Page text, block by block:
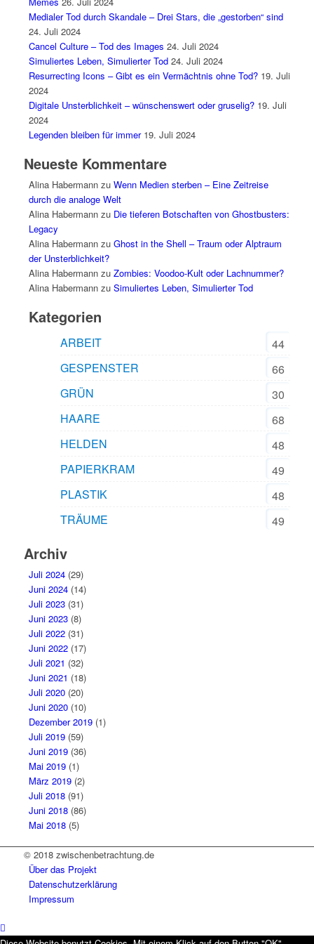
Medialer Tod durch Skandale – Drei Stars, die „gestorben“ sind
24. Juli 2024
Cancel Culture – Tod des Images 24. Juli 2024
Simuliertes Leben, Simulierter Tod 24. Juli 2024
Resurrecting Icons – Gibt es ein Vermächtnis ohne Tod? 19. Juli
2024
Digitale Unsterblichkeit – wünschenswert oder gruselig? 19. Juli
2024
Legenden bleiben für immer 19. Juli 2024
Neueste Kommentare
Alina Habermannzu Wenn Medien sterben – Eine Zeitreise
durch die analoge Welt
Alina Habermannzu Die tieferen Botschaften von Ghostbusters:
Legacy
Alina Habermannzu Ghost in the Shell – Traum oder Alptraum
der Unsterblichkeit?
Alina Habermannzu Zombies: Voodoo-Kult oder Lachnummer?
Alina Habermannzu Simuliertes Leben, Simulierter Tod
Kategorien
ARBEIT
44
GESPENSTER
66
GRÜN
30
HAARE
68
HELDEN
48
PAPIERKRAM
49
PLASTIK
48
TRÄUME
49
Archiv
Juli 2024(29)
Juni 2024(14)
Juli 2023(31)
Juni 2023(8)
Juli 2022(31)
Juni 2022(17)
Juli 2021 (32)
Juni 2021 (18)
Juli 2020(20)
Juni 2020(10)
Dezember 2019(1)
Juli 2019(59)
Juni 2019(36)
Mai 2019(1)
März 2019(2)
Juli 2018(91)
Juni 2018(86)
Mai 2018(5)
© 2018 zwischenbetrachtung.de
Über das Projekt
Datenschutzerklärung
Impressum